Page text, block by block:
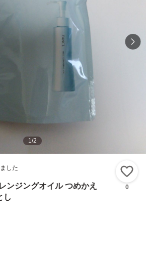
1/2
した
ンジングオイル つめかえ
し
0